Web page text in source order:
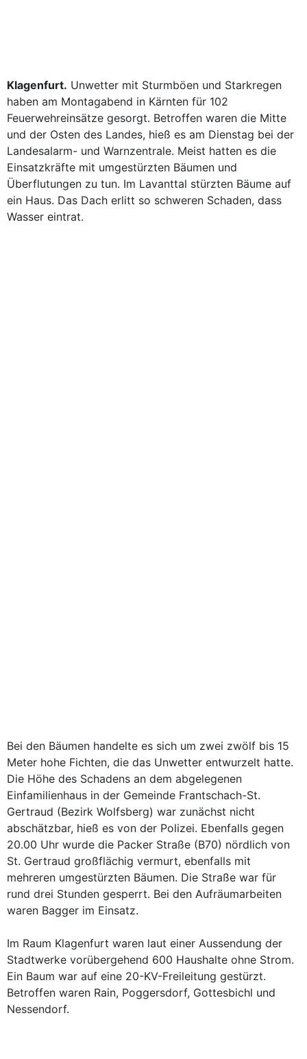
Klagenfurt. Unwetter mit Sturmböen und Starkregen
haben am Montagabend in Kärnten für 102
Feuerwehreinsätze gesorgt. Betroffen waren die Mitte
und der Osten des Landes, hieß es am Dienstag bei der
Landesalarm- und Warnzentrale. Meist hatten es die
Einsatzkräfte mit umgestürzten Bäumen und
Überflutungen zu tun. Im Lavanttal stürzten Bäume auf
ein Haus. Das Dach erlitt so schweren Schaden, dass
Wasser eintrat.
Bei den Bäumen handelte es sich um zwei zwölf bis 15
Meter hohe Fichten, die das Unwetter entwurzelt hatte.
Die Höhe des Schadens an dem abgelegenen
Einfamilienhaus in der Gemeinde Frantschach-St.
Gertraud (Bezirk Wolfsberg) war zunächst nicht
abschätzbar, hieß es von der Polizei. Ebenfalls gegen
20.00 Uhr wurde die Packer Straße (B70) nördlich von
St. Gertraud großflächig vermurt, ebenfalls mit
mehreren umgestürzten Bäumen. Die Straße war für
rund drei Stunden gesperrt. Bei den Aufräumarbeiten
waren Bagger im Einsatz.
Im Raum Klagenfurt waren laut einer Aussendung der
Stadtwerke vorübergehend 600 Haushalte ohne Strom.
Ein Baum war auf eine 20-KV-Freileitung gestürzt.
Betroffen waren Rain, Poggersdorf, Gottesbichl und
Nessendorf.